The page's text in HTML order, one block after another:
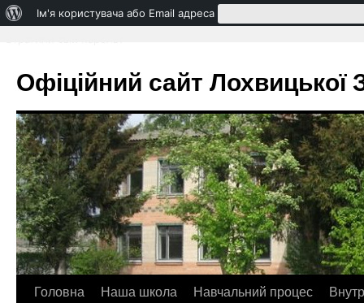
ПроІм'я користувача або Email адреса
Офіційний сайт Лохвицької
Перейти
Головна Наша школа Навчальний процес